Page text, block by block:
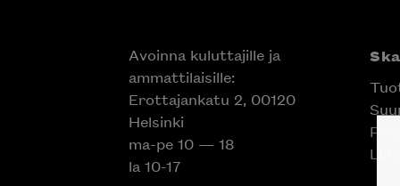
Avoinna kuluttajille ja
ammattilaisille:
Erottajankatu 2, 00120
Helsinki
ma-pe 10 — 18
la 10-17